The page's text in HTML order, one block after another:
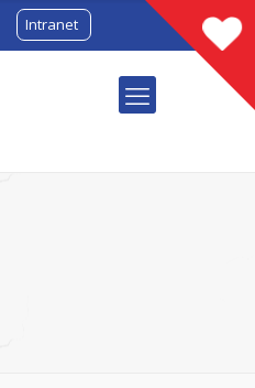
Intranet